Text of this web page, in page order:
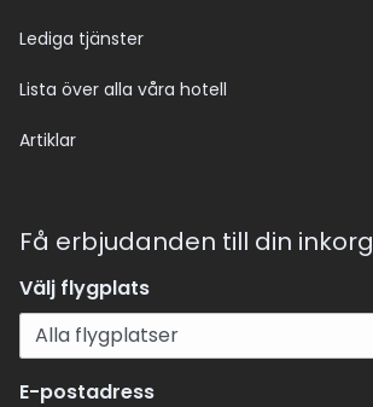
Lediga tjänster
Lista över alla våra hotell
Artiklar
Få erbjudanden till din inkorg
Välj flygplats
E-postadress